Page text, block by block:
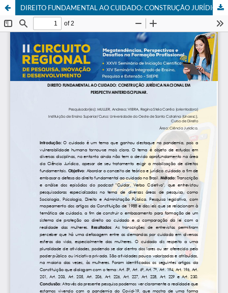
DIREITO FUNDAMENTAL AO CUIDADO: CONSTRUÇÃO JURÍDICA NACIONAL EM PERSPECTIVAINTERDISCIPLINAR